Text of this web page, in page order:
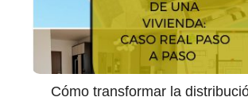
Cómo transformar la